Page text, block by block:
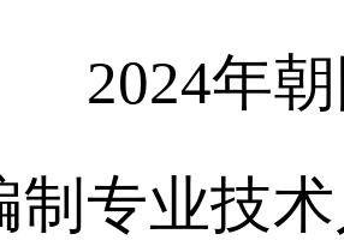
年朝
制专业技